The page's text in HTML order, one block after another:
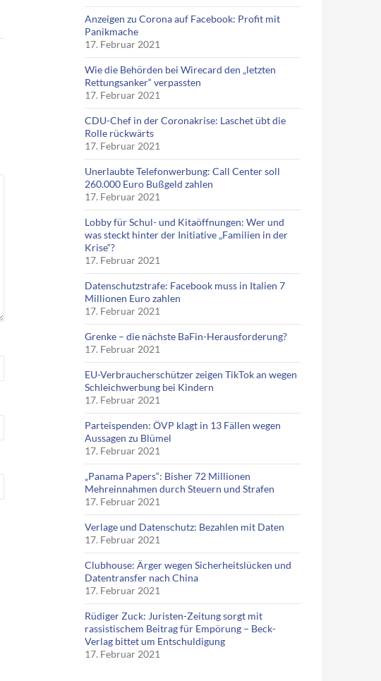
Anzeigen zu Corona auf Facebook: Profit mit
Panikmache
17. Februar 2021
Wie die Behörden bei Wirecard den „letzten
Rettungsanker“ verpassten
17. Februar 2021
CDU-Chef in der Coronakrise: Laschet übt die
Rolle rückwärts
17. Februar 2021
Unerlaubte Telefonwerbung: Call Center soll
260.000 Euro Bußgeld zahlen
17. Februar 2021
Lobby für Schul- und Kitaöffnungen: Wer und
was steckt hinter der Initiative „Familien in der
Krise“?
17. Februar 2021
Datenschutzstrafe: Facebook muss in Italien 7
Millionen Euro zahlen
17. Februar 2021
Grenke – die nächste BaFin-Herausforderung?
17. Februar 2021
EU-Verbraucherschützer zeigen TikTok an wegen
Schleichwerbung bei Kindern
17. Februar 2021
Parteispenden: ÖVP klagt in 13 Fällen wegen
Aussagen zu Blümel
17. Februar 2021
„Panama Papers“: Bisher 72 Millionen
Mehreinnahmen durch Steuern und Strafen
17. Februar 2021
Verlage und Datenschutz: Bezahlen mit Daten
17. Februar 2021
Clubhouse: Ärger wegen Sicherheitslücken und
Datentransfer nach China
17. Februar 2021
Rüdiger Zuck: Juristen-Zeitung sorgt mit
rassistischem Beitrag für Empörung – Beck-
Verlag bittet um Entschuldigung
17. Februar 2021